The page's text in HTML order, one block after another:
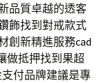
品質卓越的透客
飾找到對戒款式
創新精進服務cad
做抵押找到果超
付品牌建議是專